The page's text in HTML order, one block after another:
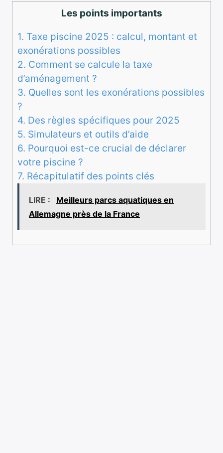
Les points importants
1. Taxe piscine 2025 : calcul, montant et
exonérations possibles
2. Comment se calcule la taxe
d’aménagement ?
3. Quelles sont les exonérations possibles
?
4. Des règles spécifiques pour 2025
5. Simulateurs et outils d’aide
6. Pourquoi est-ce crucial de déclarer
votre piscine ?
7. Récapitulatif des points clés
LIRE :
Meilleurs parcs aquatiques en
Allemagne près de la France